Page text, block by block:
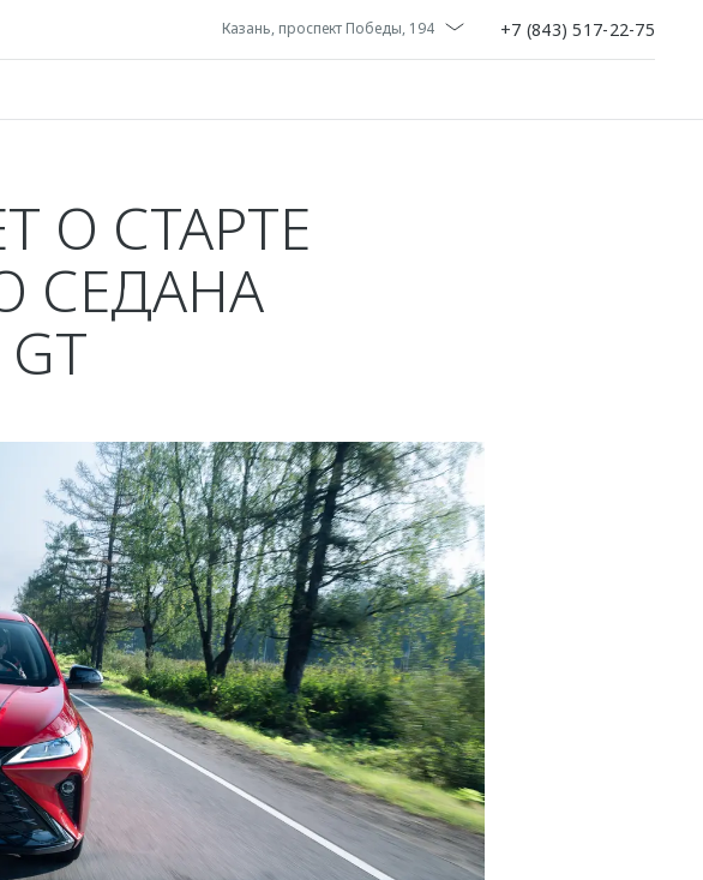
Казань, проспект Победы, 194 +7 (843) 517-22-75
О СТАРТЕ
СЕДАНА